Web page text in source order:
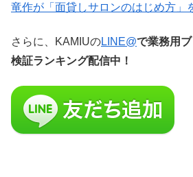
竜作が「面貸しサロンのはじめ方」
さらに、KAMIUのLINE@で業務用
検証ランキング配信中！